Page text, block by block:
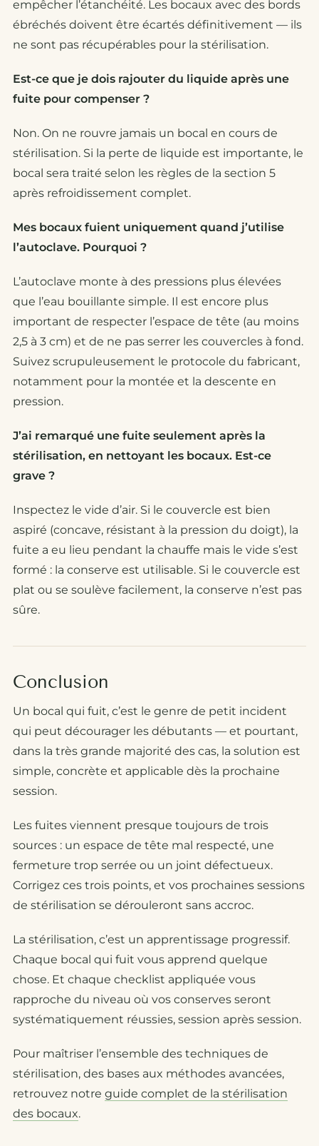
empêcher l’étanchéité. Les bocaux avec des bords
ébréchés doivent être écartés définitivement — ils
ne sont pas récupérables pour la stérilisation.
Est-ce que je dois rajouter du liquide après une
fuite pour compenser ?
Non. On ne rouvre jamais un bocal en cours de
stérilisation. Si la perte de liquide est importante, le
bocal sera traité selon les règles de la section 5
après refroidissement complet.
Mes bocaux fuient uniquement quand j’utilise
l’autoclave. Pourquoi ?
L’autoclave monte à des pressions plus élevées
que l’eau bouillante simple. Il est encore plus
important de respecter l’espace de tête (au moins
2,5 à 3 cm) et de ne pas serrer les couvercles à fond.
Suivez scrupuleusement le protocole du fabricant,
notamment pour la montée et la descente en
pression.
J’ai remarqué une fuite seulement après la
stérilisation, en nettoyant les bocaux. Est-ce
grave ?
Inspectez le vide d’air. Si le couvercle est bien
aspiré (concave, résistant à la pression du doigt), la
fuite a eu lieu pendant la chauffe mais le vide s’est
formé : la conserve est utilisable. Si le couvercle est
plat ou se soulève facilement, la conserve n’est pas
sûre.
Conclusion
Un bocal qui fuit, c’est le genre de petit incident
qui peut décourager les débutants — et pourtant,
dans la très grande majorité des cas, la solution est
simple, concrète et applicable dès la prochaine
session.
Les fuites viennent presque toujours de trois
sources : un espace de tête mal respecté, une
fermeture trop serrée ou un joint défectueux.
Corrigez ces trois points, et vos prochaines sessions
de stérilisation se dérouleront sans accroc.
La stérilisation, c’est un apprentissage progressif.
Chaque bocal qui fuit vous apprend quelque
chose. Et chaque checklist appliquée vous
rapproche du niveau où vos conserves seront
systématiquement réussies, session après session.
Pour maîtriser l’ensemble des techniques de
stérilisation, des bases aux méthodes avancées,
retrouvez notre guide complet de la stérilisation
des bocaux.